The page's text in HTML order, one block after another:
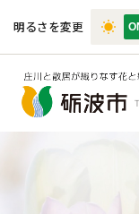
明るさを変更